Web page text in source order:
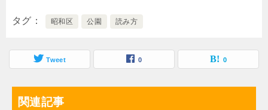
タグ 昭和区 公園 読み方
Tweet 0 0
関連記事